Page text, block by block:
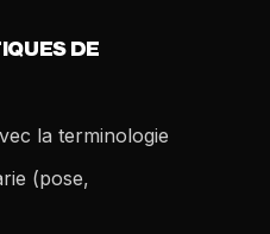
DE
la terminologie
(pose,